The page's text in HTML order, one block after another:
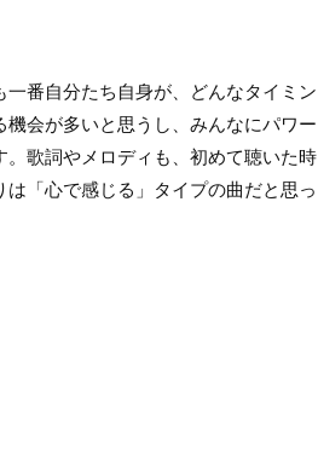
番自分たち自身が、どんなタイミン
会が多いと思うし、みんなにパワー
歌詞やメロディも、初めて聴いた時
「心で感じる」タイプの曲だと思っ